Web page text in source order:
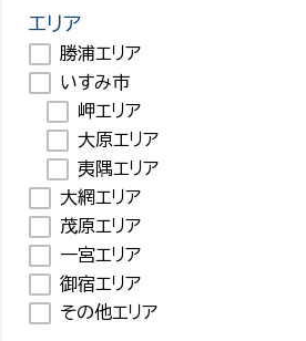
エリア
勝浦エリア
いすみ市
岬エリア
大原エリア
夷隅エリア
大網エリア
茂原エリア
一宮エリア
御宿エリア
その他エリア